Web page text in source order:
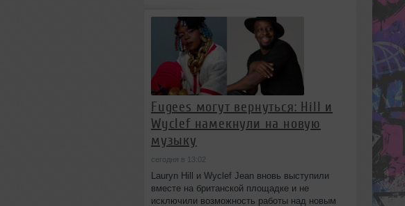
Fugees могут вернуться: Hill и
Wyclef намекнули на новую
музыку
сегодня в 13:02
Lauryn Hill и Wyclef Jean вновь выступили
вместе на британской площадке и не
исключили возможность работы над новым